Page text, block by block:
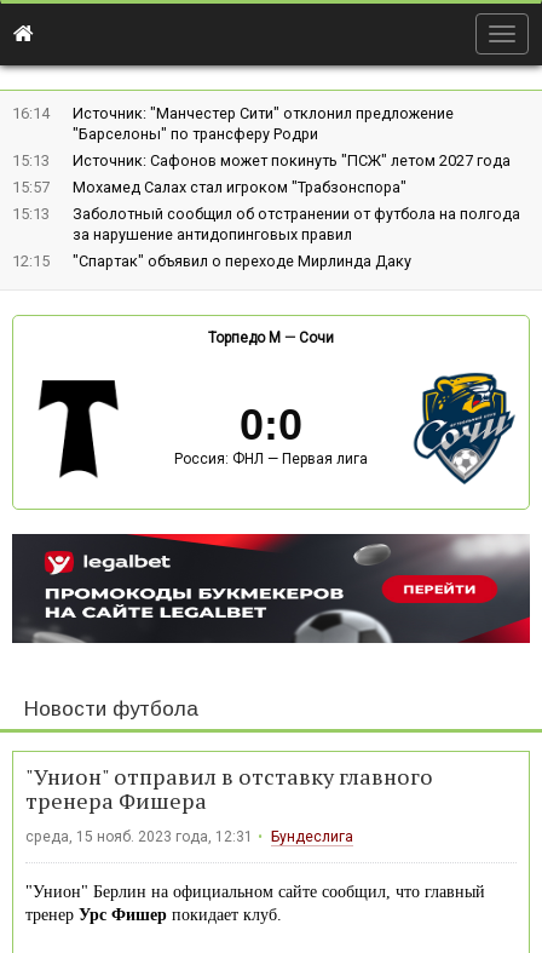
16:14
Источник: "Манчестер Сити" отклонил предложение
"Барселоны" по трансферу Родри
15:13
Источник: Сафонов может покинуть "ПСЖ" летом 2027 года
15:57
Мохамед Салах стал игроком "Трабзонспора"
15:13
Заболотный сообщил об отстранении от футбола на полгода
за нарушение антидопинговых правил
12:15
"Спартак" объявил о переходе Мирлинда Даку
Торпедо М — Сочи
0:0
Россия: ФНЛ — Первая лига
Новости футбола
"Унион" отправил в отставку главного
тренера Фишера
среда, 15 нояб. 2023 года, 12:31 Бундеслига
"Унион" Берлин на официальном сайте сообщил, что главный
тренер Урс Фишер покидает клуб.